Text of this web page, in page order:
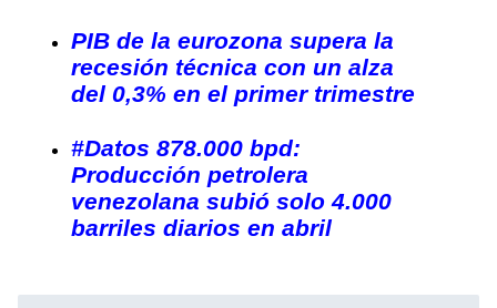
PIB de la eurozona supera la
recesión técnica con un alza
del 0,3% en el primer trimestre
#Datos 878.000 bpd:
Producción petrolera
venezolana subió solo 4.000
barriles diarios en abril